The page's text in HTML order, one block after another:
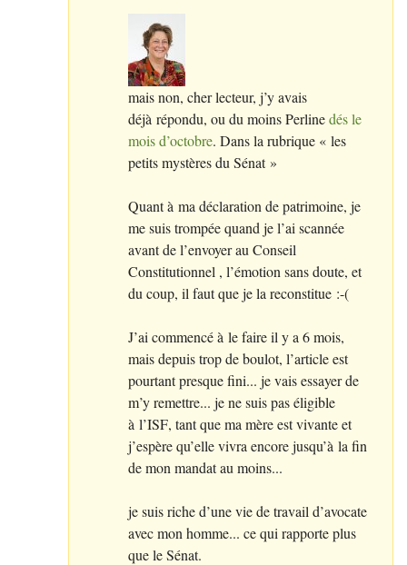
mais non, cher lecteur, j’y avais
déjà répondu, ou du moins Perlinedés le
mois d’octobre. Dans la rubrique « les
petits mystères du Sénat »
Quant à ma déclaration de patrimoine, je
me suis trompée quand je l’ai scannée
avant de l’envoyer au Conseil
Constitutionnel , l’émotion sans doute, et
du coup, il faut que je la reconstitue :-(
J’ai commencé à le faire il y a 6 mois,
mais depuis trop de boulot, l’article est
pourtant presque fini... je vais essayer de
m’y remettre... je ne suis pas éligible
à l’ISF, tant que ma mère est vivante et
j’espère qu’elle vivra encore jusqu’à la fin
de mon mandat au moins...
je suis riche d’une vie de travail d’avocate
avec mon homme... ce qui rapporte plus
que le Sénat.